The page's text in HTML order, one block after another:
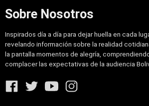
Sobre Nosotros
Inspirados día a día para dejar huella en cada
revelando información sobre la realidad
la pantalla momentos de alegría,
complacer las expectativas de la audiencia